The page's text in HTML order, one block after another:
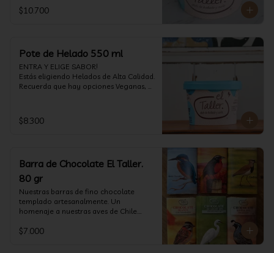
calidad, al centro una bomba de
chocolate blanco relleno de crema de
$10.700
Pote de Helado 550 ml
ENTRA Y ELIGE SABOR!
Estás eligiendo Helados de Alta Calidad.
Recuerda que hay opciones Veganas,
$8.300
Barra de Chocolate El Taller.
80 gr
Nuestras barras de fino chocolate
templado artesanalmente. Un
homenaje a nuestras aves de Chile.
$7.000